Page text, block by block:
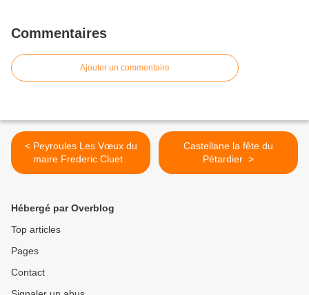
Commentaires
Ajouter un commentaire
< Peyroules Les Vœux du
maire Frederic Cluet
Castellane la fête du
Pétardier >
Hébergé par Overblog
Top articles
Pages
Contact